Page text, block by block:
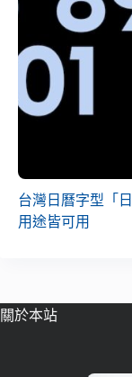
台灣日曆字型「
用途皆可用
關於本站